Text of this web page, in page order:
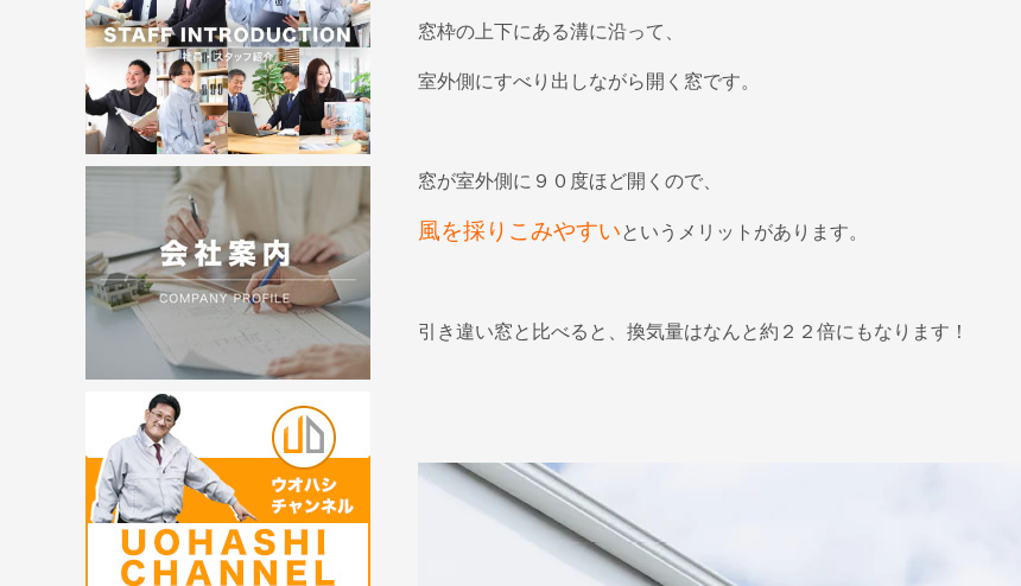
窓枠の上下にある溝に沿って、
室外側にすべり出しながら開く窓です。
窓が室外側に９０度ほど開くので、
風を採りこみやすいというメリットがあります。
引き違い窓と比べると、換気量はなんと約２２倍にもなります！